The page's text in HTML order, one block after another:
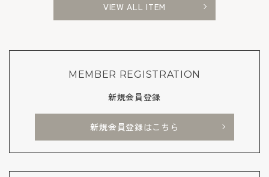
VIEW ALL ITEM
MEMBER REGISTRATION
新規会員登録
新規会員登録はこちら